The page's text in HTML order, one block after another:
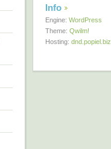
Info
Engine: WordPress
Theme: Qwilm!
Hosting: dnd.popiel.biz